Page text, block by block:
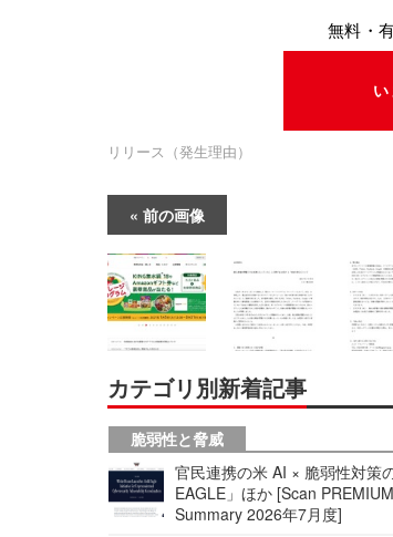
無料・
リリース（発生理由）
前の画像
カテゴリ別新着記事
脆弱性と脅威
官民連携の米 AI × 脆弱性対策
EAGLE」ほか [Scan
Summary 2026年7月度]